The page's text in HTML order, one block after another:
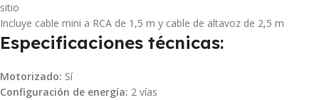
sitio
Incluye cable mini a RCA de 1,5 m y cable de altavoz de 2,5 m
Especificaciones técnicas:
Motorizado: Sí
Configuración de energía: 2 vías